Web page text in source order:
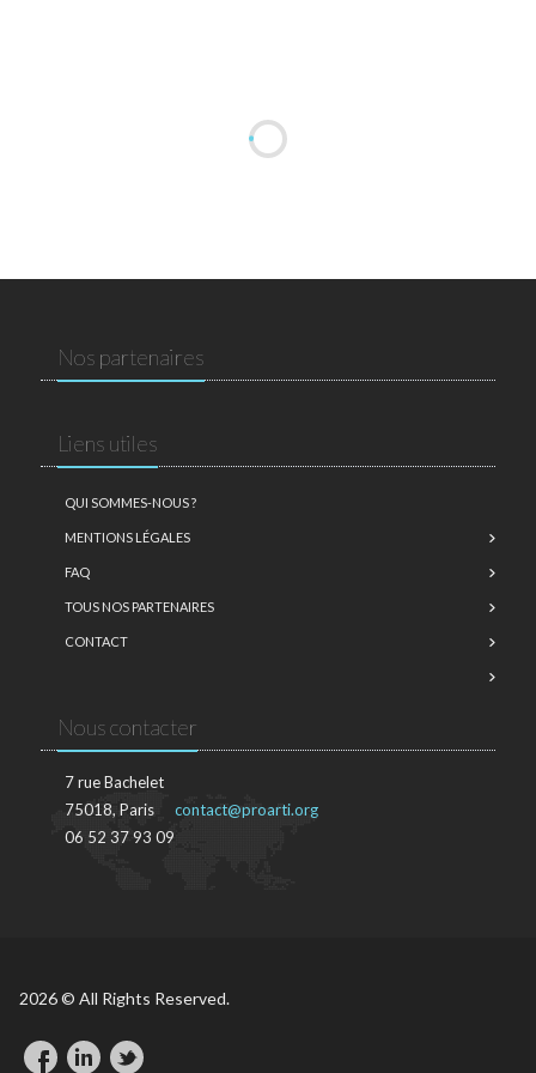
Nos partenaires
Liens utiles
QUI SOMMES-NOUS ?
MENTIONS LÉGALES
FAQ
TOUS NOS PARTENAIRES
CONTACT
Nous contacter
7 rue Bachelet
75018, Paris
06 52 37 93 09
contact@proarti.org
2026 © All Rights Reserved.